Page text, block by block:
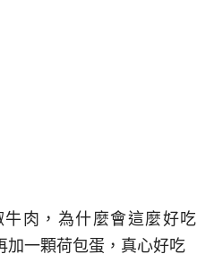
肉，為什麼會這麼好吃
加一顆荷包蛋，真心好吃